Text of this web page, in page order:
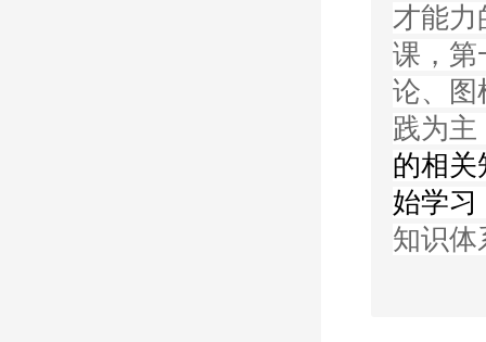
才能力
课，第
论、图
践为主
的相关
始学习
知识体